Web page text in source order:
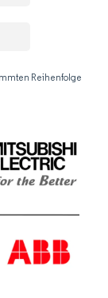
Reihenfolge